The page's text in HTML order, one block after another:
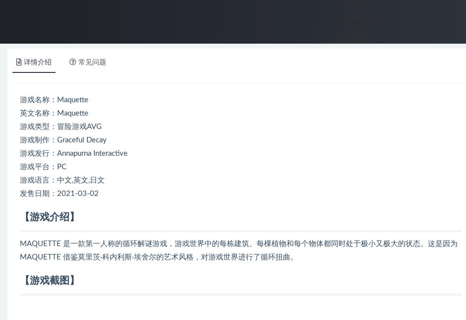
详情介绍 常见问题
游戏名称：Maquette
英文名称：Maquette
游戏类型：冒险游戏AVG
游戏制作：Graceful Decay
游戏发行：Annapurna Interactive
游戏平台：PC
游戏语言：中文,英文,日文
发售日期：2021-03-02
【游戏介绍】
MAQUETTE 是一款第一人称的循环解谜游戏，游戏世界中的每栋建筑、每棵植物和每个物体都同时处于极小又极大的状态。这是因为
MAQUETTE 借鉴莫里茨·科内利斯·埃舍尔的艺术风格，对游戏世界进行了循环扭曲。
【游戏截图】